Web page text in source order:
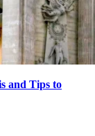
and Tips to